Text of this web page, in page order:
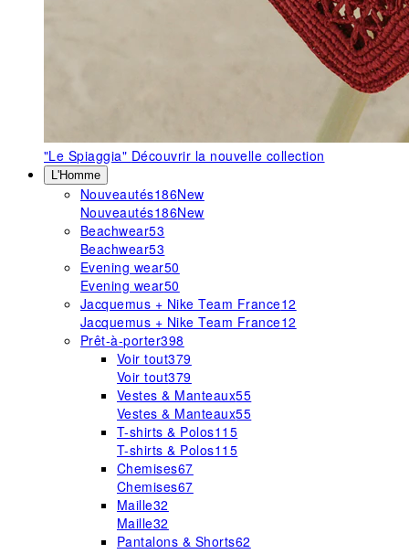
"Le Spiaggia" Découvrir la nouvelle collection
L'Homme
Nouveautés186New
Nouveautés186New
Beachwear53
Beachwear53
Evening wear50
Evening wear50
Jacquemus + Nike Team France12
Jacquemus + Nike Team France12
Prêt-à-porter398
Voir tout379
Voir tout379
Vestes & Manteaux55
Vestes & Manteaux55
T-shirts & Polos115
T-shirts & Polos115
Chemises67
Chemises67
Maille32
Maille32
Pantalons & Shorts62